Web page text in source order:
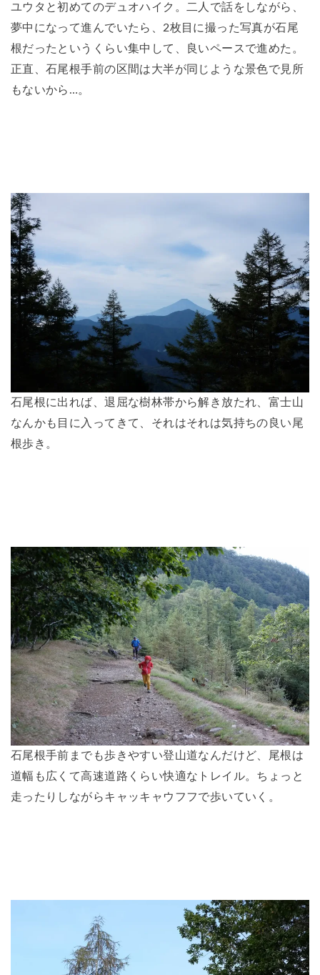
ユウタと初めてのデュオハイク。二人で話をしながら、
夢中になって進んでいたら、2枚目に撮った写真が石尾
根だったというくらい集中して、良いペースで進めた。
正直、石尾根手前の区間は大半が同じような景色で見所
もないから…。
石尾根に出れば、退屈な樹林帯から解き放たれ、富士山
なんかも目に入ってきて、それはそれは気持ちの良い尾
根歩き。
石尾根手前までも歩きやすい登山道なんだけど、尾根は
道幅も広くて高速道路くらい快適なトレイル。ちょっと
走ったりしながらキャッキャウフフで歩いていく。